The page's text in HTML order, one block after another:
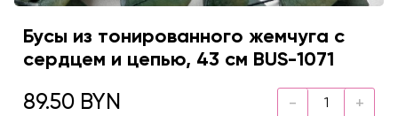
Бусы из тонированного жемчуга с
сердцем и цепью, 43 см BUS-1071
89.50 BYN